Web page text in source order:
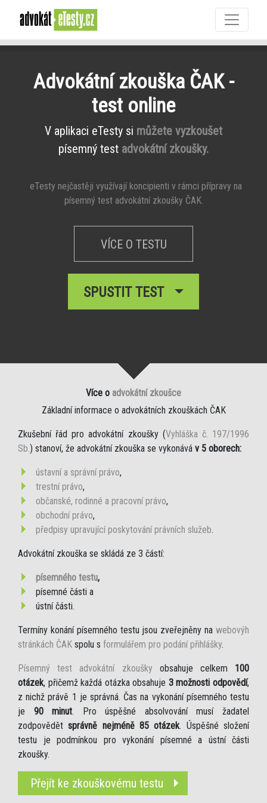
Advokátní zkouška ČAK -
test online
V aplikaci eTesty si můžete vyzkoušet
písemný test advokátní zkoušky.
eTesty nejčastěji využívají koncipienti v rámci přípravy na
písemný test advokátní zkoušky ČAK.
VÍCE O TESTU
SPUSTIT TEST
Více o advokátní zkoušce
Základní informace o advokátních zkouškách ČAK
Zkušební řád pro advokátní zkoušky (Vyhláška č. 197/1996
Sb.) stanoví, že advokátní zkouška se vykonává v 5 oborech:
ústavní a správní právo,
trestní právo,
občanské, rodinné a pracovní právo,
obchodní právo,
předpisy upravující poskytování právních služeb.
Advokátní zkouška se skládá ze 3 částí:
písemného testu,
písemné části a
ústní části.
Termíny konání písemného testu jsou zveřejněny na webovýh
stránkách ČAK spolu s formulářem pro podání přihlášky.
Písemný test advokátní zkoušky obsahuje celkem 100
otázek, přičemž každá otázka obsahuje 3 možnosti odpovědí,
z nichž právě 1 je správná. Čas na vykonání písemného testu
je 90 minut. Pro úspěšné absolvování musí žadatel
zodpovědětsprávně nejméně 85 otázek. Úspěšné složení
testu je podmínkou pro vykonání písemné a ústní části
zkoušky.
Přejít ke zkouškovému testu